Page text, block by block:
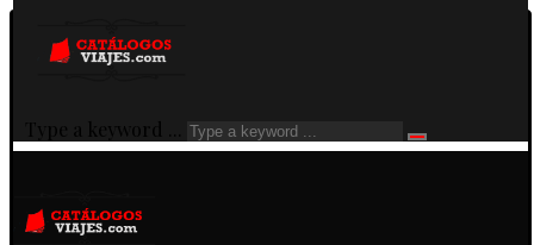
Type a keyword ...